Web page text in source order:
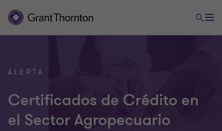
ALERTA
Certificados de Crédito en
el Sector Agropecuario